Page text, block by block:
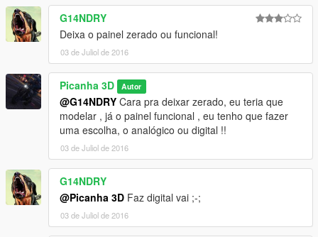
G14NDRY
Deixa o painel zerado ou funcional!
03 de Juliol de 2016
Picanha 3D Autor
@G14NDRY Cara pra deixar zerado, eu teria que
modelar , já o painel funcional , eu tenho que fazer
uma escolha, o analógico ou digital !!
03 de Juliol de 2016
G14NDRY
@Picanha 3D Faz digital vai ;-;
03 de Juliol de 2016